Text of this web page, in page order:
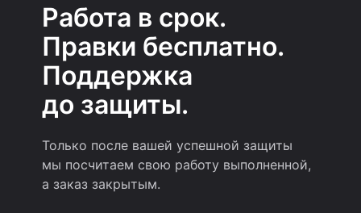
Работа в срок.
Правки бесплатно.
Поддержка
до защиты.
Только после вашей успешной защиты
мы посчитаем свою работу выполненной,
а заказ закрытым.